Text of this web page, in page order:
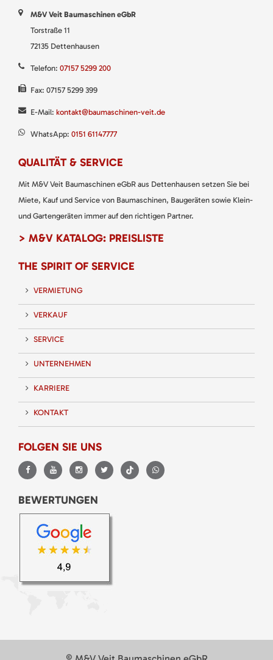
M&V Veit Baumaschinen eGbR
Torstraße 11
72135 Dettenhausen
Telefon: 07157 5299 200
Fax: 07157 5299 399
E-Mail: kontakt@baumaschinen-veit.de
WhatsApp: 0151 61147777
QUALITÄT & SERVICE
Mit M&V Veit Baumaschinen eGbR aus Dettenhausen setzen Sie bei
Miete, Kauf und Service von Baumaschinen, Baugeräten sowie Klein-
und Gartengeräten immer auf den richtigen Partner.
> M&V KATALOG: PREISLISTE
THE SPIRIT OF SERVICE
VERMIETUNG
VERKAUF
SERVICE
UNTERNEHMEN
KARRIERE
KONTAKT
FOLGEN SIE UNS
BEWERTUNGEN